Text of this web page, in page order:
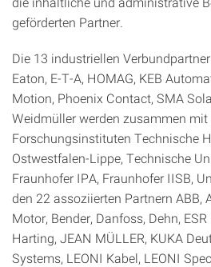
geförderten Partner.
Die 13 industriellen
Eaton, E-T-A, HOMAG, KEB
Motion, Phoenix Contact, SMA
Weidmüller werden zusammen mit
Forschungsinstituten Technische
Ostwestfalen-Lippe, Technische
Fraunhofer IPA, Fraunhofer IISB,
den 22 assoziierten Partnern ABB,
Motor, Bender, Danfoss, Dehn,
Harting, JEAN MÜLLER, KUKA
Systems, LEONI Kabel, LEONI